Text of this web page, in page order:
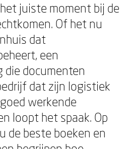
juiste moment bij de
Of het nu
dat
een
die documenten
dat zijn logistiek
werkende
loopt het spaak. Op
de beste boeken en